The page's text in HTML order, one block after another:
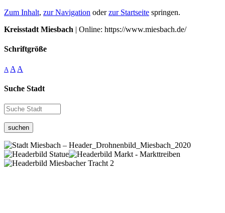
Zum Inhalt, zur Navigation oderzur Startseite springen.
Kreisstadt Miesbach | Online: https://www.miesbach.de/
Schriftgröße
A A A
Suche Stadt
suchen